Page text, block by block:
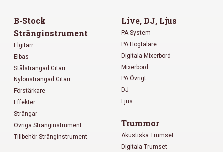
B-Stock
Stränginstrument
Elgitarr
Elbas
Stålsträngad Gitarr
Nylonsträngad Gitarr
Förstärkare
Effekter
Strängar
Övriga Stränginstrument
Tillbehör Stränginstrument
Live, DJ, Ljus
PA System
PA Högtalare
Digitala Mixerbord
Mixerbord
PA Övrigt
DJ
Ljus
Trummor
Akustiska Trumset
Digitala Trumset